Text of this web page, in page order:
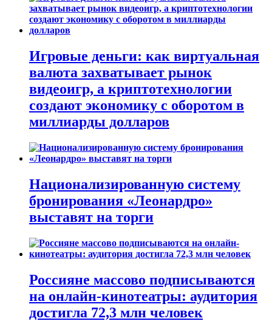
Игровые деньги: как виртуальная
валюта захватывает рынок
видеоигр, а криптотехнологии
создают экономику с оборотом в
миллиарды долларов
Национализированную систему
бронирования «Леонардро»
выставят на торги
Россияне массово подписываются
на онлайн-кинотеатры: аудитория
достигла 72,3 млн человек